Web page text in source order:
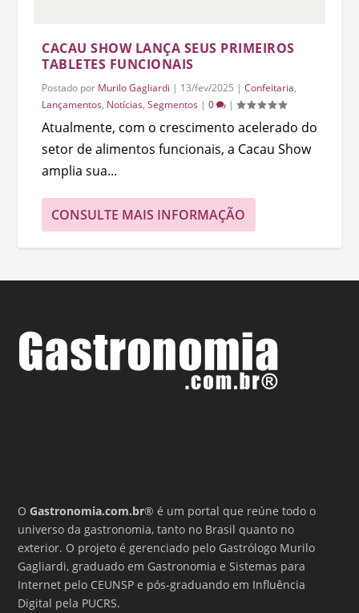
CACAU SHOW LANÇA SEUS PRIMEIROS
TABLETES FUNCIONAIS
Postado por Murilo Gagliardi | 13/fev/2025 |Confeitaria,
Lançamentos, Notícias,Segmentos |0 |
Atualmente, com o crescimento acelerado do
setor de alimentos funcionais, a Cacau Show
amplia sua...
CONSULTE MAIS INFORMAÇÃO
OGastronomia.com.br® é um portal que reúne todo o
universo da gastronomia, tanto no Brasil quanto no
exterior. O projeto é gerenciado pelo Gastrólogo Murilo
Gagliardi, graduado em Gastronomia e Sistemas para
Internet pelo CEUNSP e pós-graduando em Influência
Digital pela PUCRS.